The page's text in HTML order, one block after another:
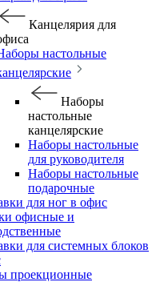
Канцелярия для
настольные
Наборы
настольные
канцелярские
Наборы настольные
для руководителя
Наборы настольные
подарочные
для ног в офис
офисные и
для системных блоков
проекционные